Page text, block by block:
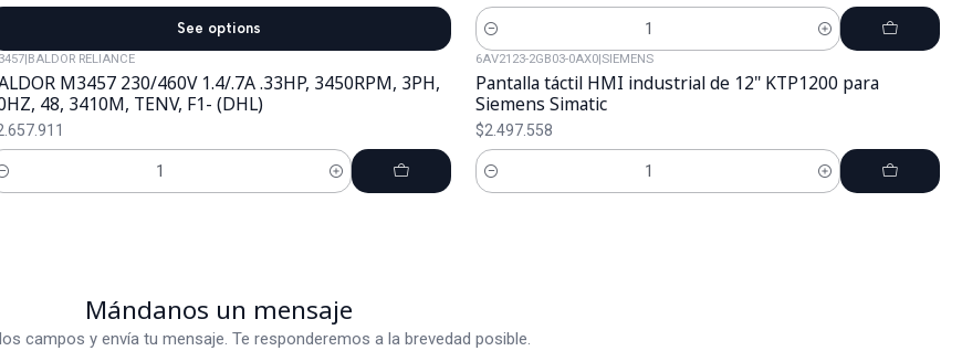
See options
Cantidad
|BALDOR RELIANCE
M3457 230/460V 1.4/.7A .33HP, 3450RPM, 3PH,
48, 3410M, TENV, F1- (DHL)
6AV2123-2GB03-0AX0|SIEMENS
Pantalla táctil HMI industrial de 12" KTP1200 para
Siemens Simatic
$2.497.558
Cantidad
Mándanos un mensaje
campos y envía tu mensaje. Te responderemos a la brevedad posible.